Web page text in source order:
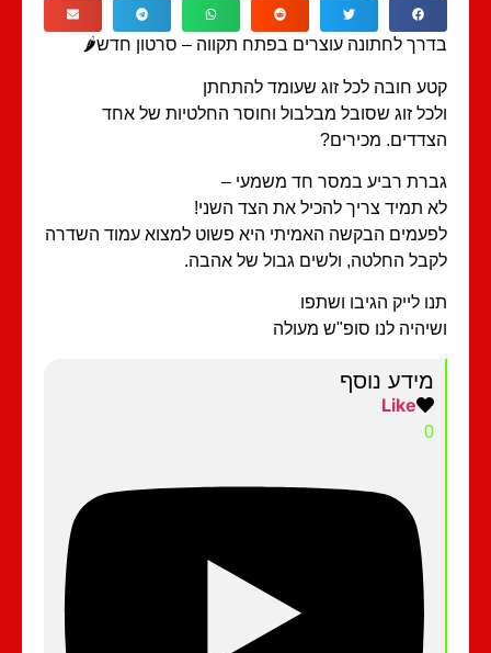
לחתונה עוצרים בפתח תקווה – סרטון חדש🌶️
חובה לכל זוג שעומד להתחתן
זוג שסובל מבלבול וחוסר החלטיות של אחד
מכירים?
רביע במסר חד משמעי –
תמיד צריך להכיל את הצד השני!
הבקשה האמיתי היא פשוט למצוא עמוד השדרה
החלטה, ולשים גבול של אהבה.
לייק הגיבו ושתפו
לנו סופ"ש מעולה
מידע נוסף